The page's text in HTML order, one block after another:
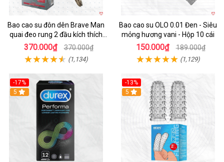
Bao cao su đôn dên Brave Man
quai đeo rung 2 đầu kích thích
mạnh
370.000₫ 370.000₫
(1,134)
Bao cao su OLO 0.01 Đen - Siêu
mỏng hương vani - Hộp 10 cái
150.000₫ 189.000₫
(1,129)
-17%
Hot
5
-13%
5